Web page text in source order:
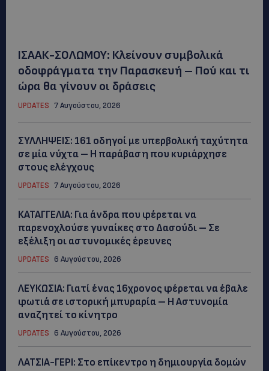
ΙΣΑΑΚ-ΣΟΛΩΜΟΥ: Κλείνουν συμβολικά
οδοφράγματα την Παρασκευή – Πού και τι
ώρα θα γίνουν οι δράσεις
UPDATES 7 Αυγούστου, 2026
ΣΥΛΛΗΨΕΙΣ: 161 οδηγοί με υπερβολική ταχύτητα
σε μία νύχτα – Η παράβαση που κυριάρχησε
στους ελέγχους
UPDATES 7 Αυγούστου, 2026
ΚΑΤΑΓΓΕΛΙΑ: Για άνδρα που φέρεται να
παρενοχλούσε γυναίκες στο Δασούδι – Σε
εξέλιξη οι αστυνομικές έρευνες
UPDATES 6 Αυγούστου, 2026
ΛΕΥΚΩΣΙΑ: Γιατί ένας 16χρονος φέρεται να έβαλε
φωτιά σε ιστορική μπυραρία – Η Αστυνομία
αναζητεί το κίνητρο
UPDATES 6 Αυγούστου, 2026
ΛΑΤΣΙΑ-ΓΕΡΙ: Στο επίκεντρο η δημιουργία δομών